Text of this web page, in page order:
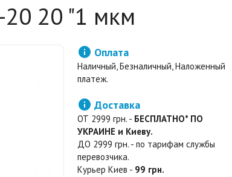
20 "1 мкм
 Оплата
Наличный, Безналичный, Наложенный
платеж.
 Доставка
ОТ 2999 грн. - БЕСПЛАТНО* ПО
УКРАИНЕ и Киеву.
ДО 2999 грн. - по тарифам службы
перевозчика.
Курьер Киев - 99 грн.